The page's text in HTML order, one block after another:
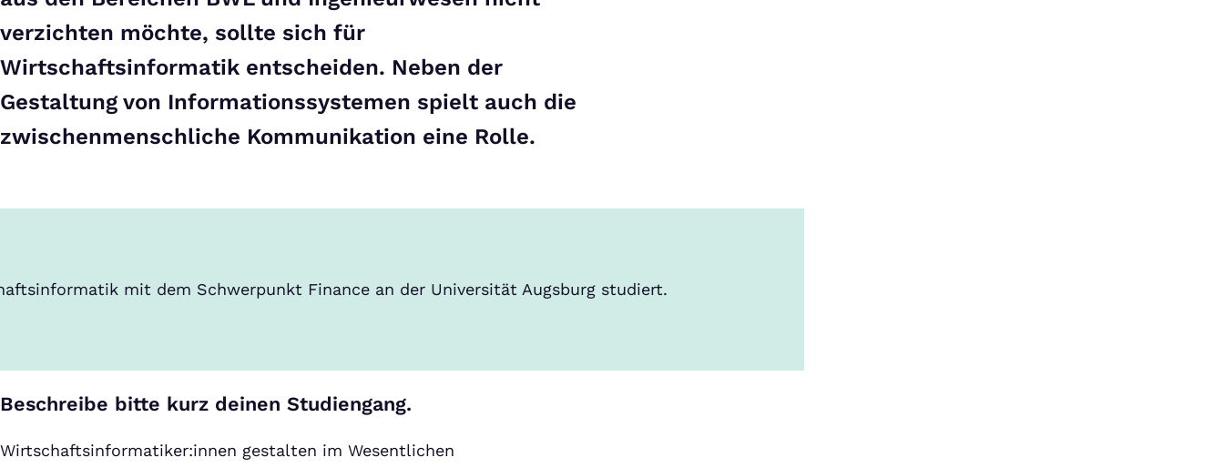
verzichten möchte, sollte sich für
Wirtschaftsinformatik entscheiden. Neben der
Gestaltung von Informationssystemen spielt auch die
zwischenmenschliche Kommunikation eine Rolle.
mit dem Schwerpunkt Finance an der Universität Augsburg studiert.
Beschreibe bitte kurz deinen Studiengang.
Wirtschaftsinformatiker:innen gestalten im Wesentlichen